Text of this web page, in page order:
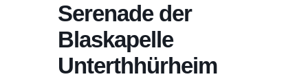
Serenade der
Blaskapelle
Unterthhürheim